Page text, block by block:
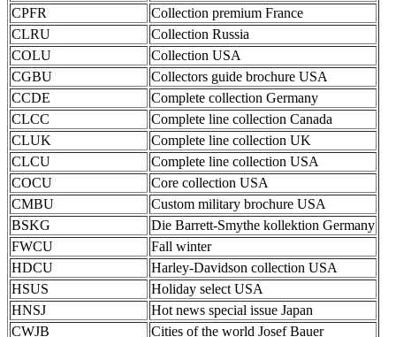
CPFR
Collection premium France
CLRU
Collection Russia
COLU
Collection USA
CGBU
Collectors guide brochure USA
CCDE
Complete collection Germany
CLCC
Complete line collection Canada
CLUK
Complete line collection UK
CLCU
Complete line collection USA
COCU
Core collection USA
CMBU
Custom military brochure USA
BSKG
Die Barrett-Smythe kollektion Germany
FWCU
Fall winter
HDCU
Harley-Davidson collection USA
HSUS
Holiday select USA
HNSJ
Hot news special issue Japan
CWJB
Cities of the world Josef Bauer